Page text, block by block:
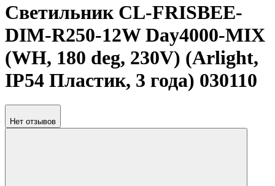
Светильник CL-FRISBEE-
DIM-R250-12W Day4000-MIX
(WH, 180 deg, 230V) (Arlight,
IP54 Пластик, 3 года) 030110
Нет отзывов